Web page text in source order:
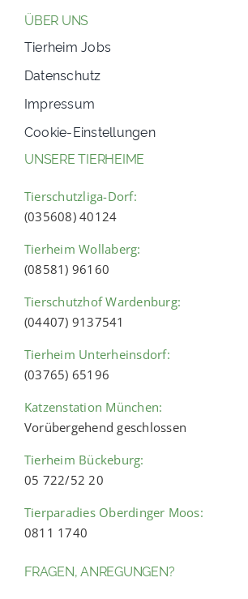
ÜBER UNS
Tierheim Jobs
Datenschutz
Impressum
Cookie-Einstellungen
UNSERE TIERHEIME
Tierschutzliga-Dorf:
(035608) 40124
Tierheim Wollaberg:
(08581) 96160
Tierschutzhof Wardenburg:
(04407) 9137541
Tierheim Unterheinsdorf:
(03765) 65196
Katzenstation München:
Vorübergehend geschlossen
Tierheim Bückeburg:
05 722/52 20
Tierparadies Oberdinger Moos:
0811 1740
FRAGEN, ANREGUNGEN?